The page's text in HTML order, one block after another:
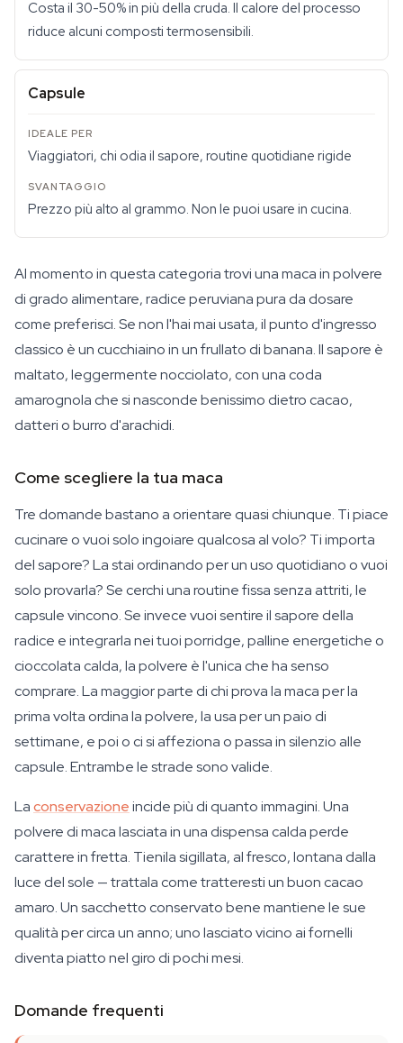
Costa il 30-50% in più della cruda. Il calore del processo
riduce alcuni composti termosensibili.
Capsule
Viaggiatori, chi odia il sapore, routine quotidiane rigide
Prezzo più alto al grammo. Non le puoi usare in cucina.
Al momento in questa categoria trovi una maca in polvere
di grado alimentare, radice peruviana pura da dosare
come preferisci. Se non l'hai mai usata, il punto d'ingresso
classico è un cucchiaino in un frullato di banana. Il sapore è
maltato, leggermente nocciolato, con una coda
amarognola che si nasconde benissimo dietro cacao,
datteri o burro d'arachidi.
Come scegliere la tua maca
Tre domande bastano a orientare quasi chiunque. Ti piace
cucinare o vuoi solo ingoiare qualcosa al volo? Ti importa
del sapore? La stai ordinando per un uso quotidiano o vuoi
solo provarla? Se cerchi una routine fissa senza attriti, le
capsule vincono. Se invece vuoi sentire il sapore della
radice e integrarla nei tuoi porridge, palline energetiche o
cioccolata calda, la polvere è l'unica che ha senso
comprare. La maggior parte di chi prova la maca per la
prima volta ordina la polvere, la usa per un paio di
settimane, e poi o ci si affeziona o passa in silenzio alle
capsule. Entrambe le strade sono valide.
Laconservazioneincide più di quanto immagini. Una
polvere di maca lasciata in una dispensa calda perde
carattere in fretta. Tienila sigillata, al fresco, lontana dalla
luce del sole — trattala come tratteresti un buon cacao
amaro. Un sacchetto conservato bene mantiene le sue
qualità per circa un anno; uno lasciato vicino ai fornelli
diventa piatto nel giro di pochi mesi.
Domande frequenti